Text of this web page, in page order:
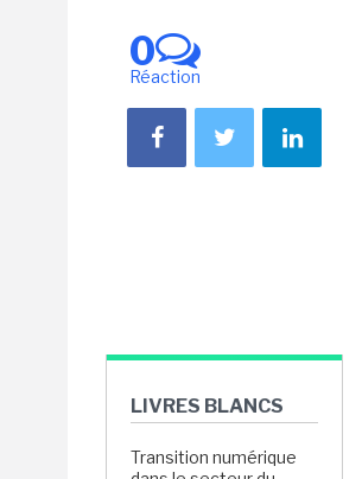
0
Réaction
LIVRES BLANCS
Transition numérique